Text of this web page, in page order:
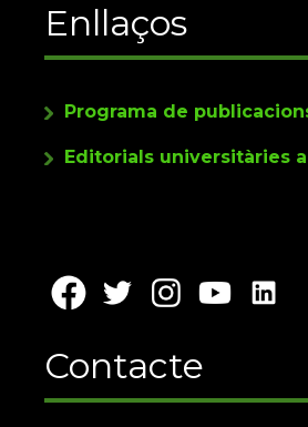
Enllaços
Programa de
Editorials universitàries
Contacte